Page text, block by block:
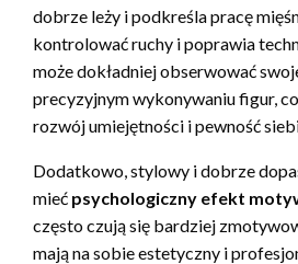
dobrze leży i podkreśla pracę
kontrolować ruchy i poprawia
może dokładniej obserwować
precyzyjnym wykonywaniu figur,
rozwój umiejętności i pewność
Dodatkowo, stylowy i dobrze
mieć psychologiczny efekt
często czują się bardziej
mają na sobie estetyczny i